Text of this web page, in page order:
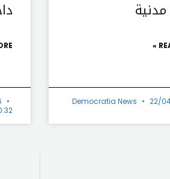
Democratia News
22/
»